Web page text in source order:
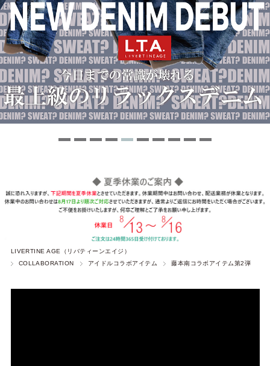
LIVERTINE AGE（リバティーンエイジ）
COLLABORATION
アイドルコラボアイテム 藤本南コラボアイテム第2弾